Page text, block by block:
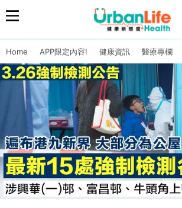
Home APP限定內容! 健康資訊 醫療專欄